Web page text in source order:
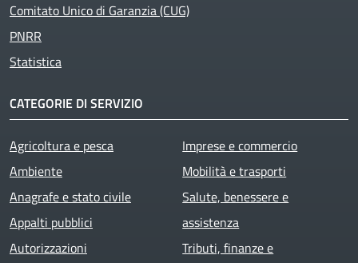
Comitato Unico di Garanzia (CUG)
PNRR
Statistica
CATEGORIE DI SERVIZIO
Agricoltura e pesca
Ambiente
Anagrafe e stato civile
Appalti pubblici
Autorizzazioni
Imprese e commercio
Mobilità e trasporti
Salute, benessere e
assistenza
Tributi, finanze e